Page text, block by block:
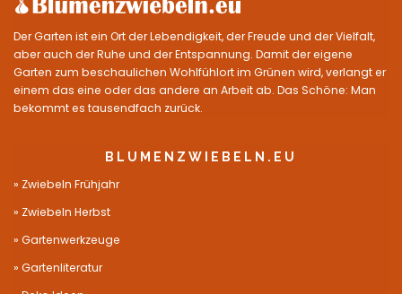
Der Garten ist ein Ort der Lebendigkeit, der Freude und der Vielfalt,
aber auch der Ruhe und der Entspannung. Damit der eigene
Garten zum beschaulichen Wohlfühlort im Grünen wird, verlangt er
einem das eine oder das andere an Arbeit ab. Das Schöne: Man
bekommt es tausendfach zurück.
BLUMENZWIEBELN.EU
Zwiebeln Frühjahr
Zwiebeln Herbst
Gartenwerkzeuge
Gartenliteratur